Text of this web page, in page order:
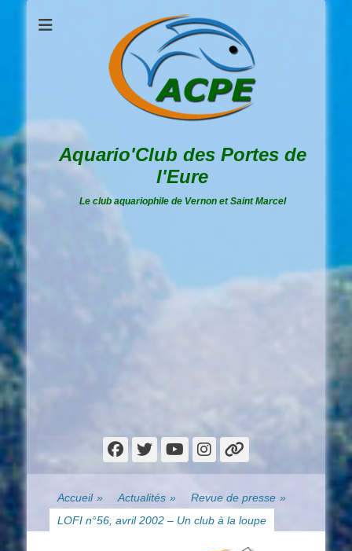
Aquario'Club des Portes de
l'Eure
Le club aquariophile de Vernon et Saint Marcel
Facebook
Twitter
YouTube
Instagram
Accueil » Actualités » Revue de presse »
LOFI n°56, avril 2002 – Un club à la loupe